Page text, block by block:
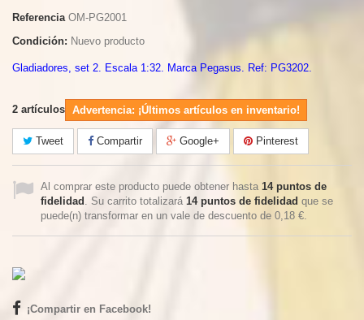
Referencia OM-PG2001
Condición: Nuevo producto
Gladiadores, set 2. Escala 1:32. Marca Pegasus. Ref: PG3202.
2 artículos Advertencia: ¡Últimos artículos en inventario!
Tweet Compartir Google+ Pinterest
Al comprar este producto puede obtener hasta 14puntos de
fidelidad . Su carrito totalizará 14puntos de fidelidad que se
puede(n) transformar en un vale de descuento de 0,18 €.
¡Compartir en Facebook!